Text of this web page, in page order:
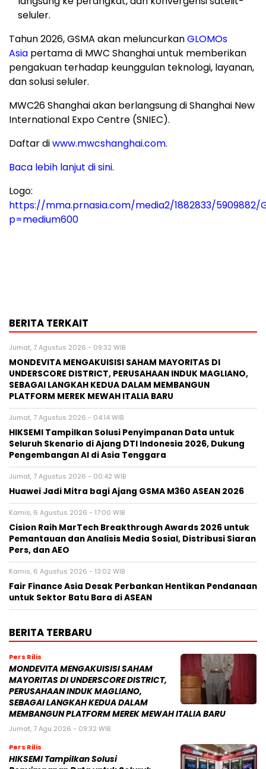
seluler.
Tahun 2026, GSMA akan meluncurkanGLOMOs
Asia pertama di MWC Shanghai untuk memberikan
pengakuan terhadap keunggulan teknologi, layanan,
dan solusi seluler.
MWC26 Shanghai akan berlangsung di Shanghai New
International Expo Centre (SNIEC).
Daftar diwww.mwcshanghai.com.
Baca lebih lanjut di sini.
Logo:
https://mma.prnasia.com/media2/1882833/5909882/
p=medium600
BERITA TERKAIT
Jumat, 7 Agustus 2026 - 09:32 WIB
MONDEVITA MENGAKUISISI SAHAM MAYORITAS DI
UNDERSCORE DISTRICT, PERUSAHAAN INDUK MAGLIANO,
SEBAGAI LANGKAH KEDUA DALAM MEMBANGUN
PLATFORM MEREK MEWAH ITALIA BARU
Jumat, 7 Agustus 2026 - 04:14 WIB
HIKSEMI Tampilkan Solusi Penyimpanan Data untuk
Seluruh Skenario di Ajang DTI Indonesia 2026, Dukung
Pengembangan AI di Asia Tenggara
Jumat, 7 Agustus 2026 - 00:42 WIB
Huawei Jadi Mitra bagi Ajang GSMA M360 ASEAN 2026
Kamis, 6 Agustus 2026 - 17:00 WIB
Cision Raih MarTech Breakthrough Awards 2026 untuk
Pemantauan dan Analisis Media Sosial, Distribusi Siaran
Pers, dan AEO
Kamis, 6 Agustus 2026 - 13:02 WIB
Fair Finance Asia Desak Perbankan Hentikan Pendanaan
untuk Sektor Batu Bara di ASEAN
BERITA TERBARU
Pers Rilis
MONDEVITA MENGAKUISISI SAHAM
MAYORITAS DI UNDERSCORE DISTRICT,
PERUSAHAAN INDUK MAGLIANO,
SEBAGAI LANGKAH KEDUA DALAM
MEMBANGUN PLATFORM MEREK MEWAH ITALIA BARU
Jumat, 7 Agu 2026 - 09:32 WIB
Pers Rilis
HIKSEMI Tampilkan Solusi